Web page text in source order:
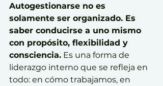
Autogestionarse no es
solamente ser organizado. Es
saber conducirse a uno mismo
con propósito, flexibilidad y
consciencia. Es una forma de
liderazgo interno que se refleja en
todo: en cómo trabajamos, en